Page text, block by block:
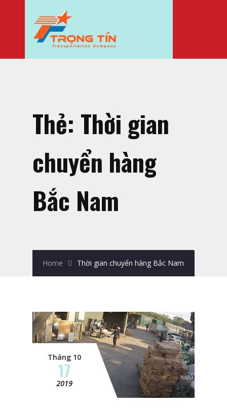
Thẻ: Thời gian
chuyển hàng
Bắc Nam
Home Thời gian chuyển hàng Bắc Nam
Tháng 10
17
2019